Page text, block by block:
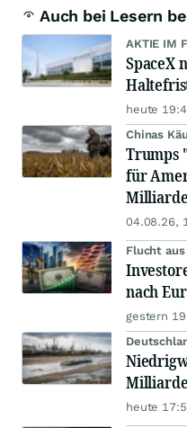
Auch bei Lesern
AKTIE IM
SpaceX
heute
Chinas
Trumps
für
04.08.26,
Flucht aus
nach
gestern
heute